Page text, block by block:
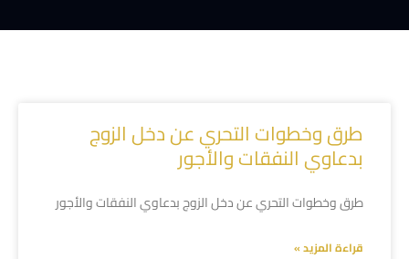
طرق وخطوات التحري عن دخل الزوج
بدعاوي النفقات والأجور
طرق وخطوات التحري عن دخل الزوج بدعاوي النفقات والأجور
قراءة المزيد »